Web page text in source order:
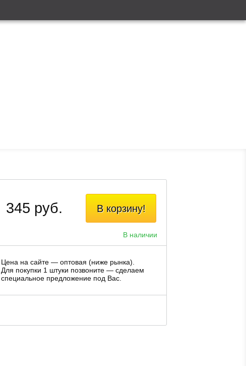
В корзину!
В наличии
345 руб.
Цена на сайте — оптовая (ниже рынка).
Для покупки 1 штуки позвоните — сделаем
специальное предложение под Вас.